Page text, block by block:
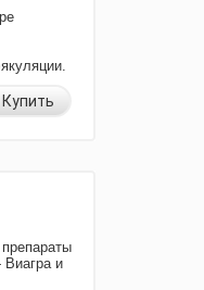
Купить
Виагра и